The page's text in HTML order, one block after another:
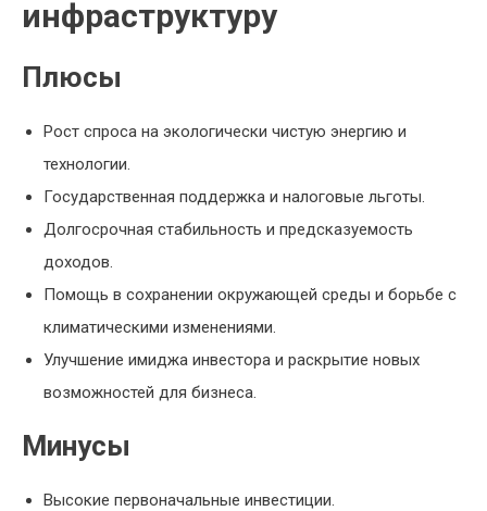
инфраструктуру
Плюсы
Рост спроса на экологически чистую энергию и
технологии.
Государственная поддержка и налоговые льготы.
Долгосрочная стабильность и предсказуемость
доходов.
Помощь в сохранении окружающей среды и борьбе с
климатическими изменениями.
Улучшение имиджа инвестора и раскрытие новых
возможностей для бизнеса.
Минусы
Высокие первоначальные инвестиции.